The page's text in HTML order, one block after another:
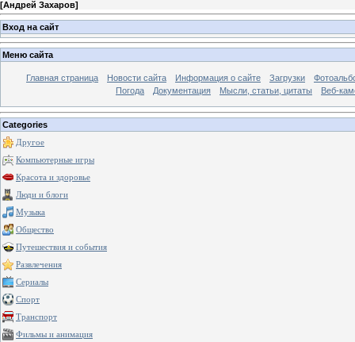
[Андрей Захаров]
Вход на сайт
Меню сайта
Главная страница Новости сайта Информация о сайте Загрузки
Погода
Документация Мысли, статьи, цитаты Веб-
Categories
Другое
Компьютерные игры
Красота и здоровье
Люди и блоги
Музыка
Общество
Путешествия и события
Развлечения
Сериалы
Спорт
Транспорт
Фильмы и анимация